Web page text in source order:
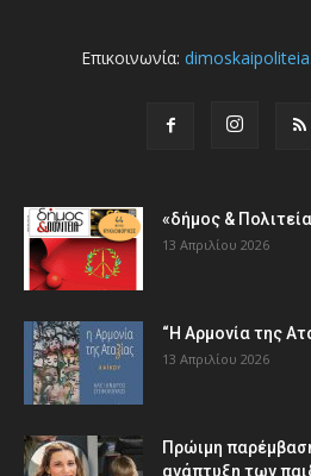
Επικοινωνία:
«δήμος &
13 Απριλίου 2026
“Η Αρμονία της
13 Απριλίου 2026
Πρώιμη
ανάπτυξη των